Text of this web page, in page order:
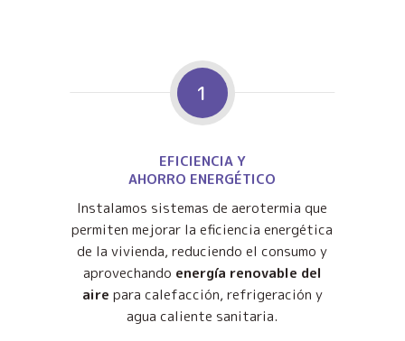
1
EFICIENCIA Y
AHORRO ENERGÉTICO
Instalamos sistemas de aerotermia que
permiten mejorar la eficiencia energética
de la vivienda, reduciendo el consumo y
aprovechando energía renovable del
aire para calefacción, refrigeración y
agua caliente sanitaria.